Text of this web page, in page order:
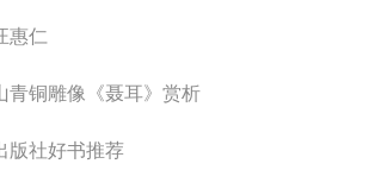
惠仁
青铜雕像《聂耳》赏析
版社好书推荐